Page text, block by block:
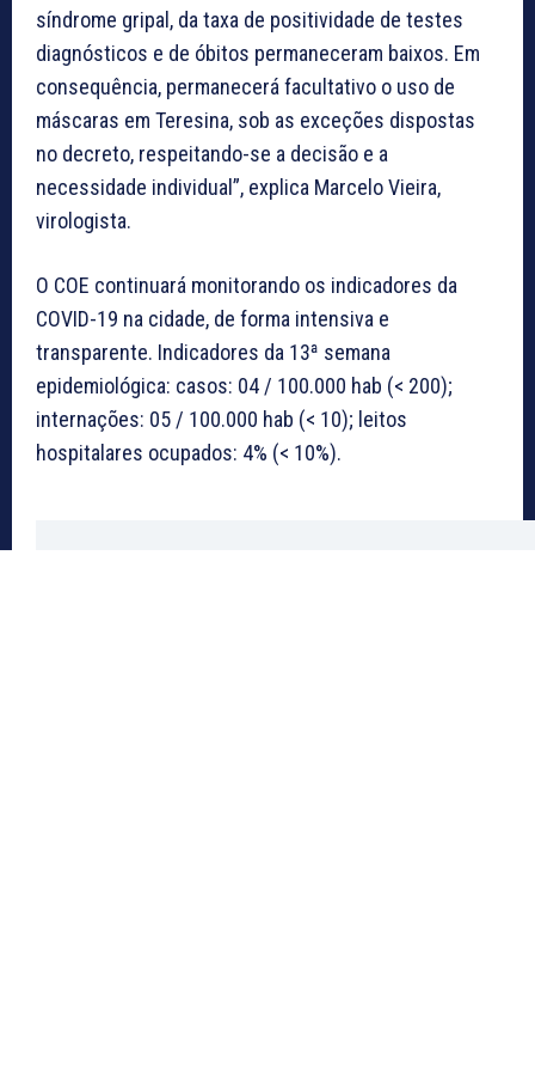
síndrome gripal, da taxa de positividade de testes
diagnósticos e de óbitos permaneceram baixos. Em
consequência, permanecerá facultativo o uso de
máscaras em Teresina, sob as exceções dispostas
no decreto, respeitando-se a decisão e a
necessidade individual”, explica Marcelo Vieira,
virologista.
O COE continuará monitorando os indicadores da
COVID-19 na cidade, de forma intensiva e
transparente. Indicadores da 13ª semana
epidemiológica: casos: 04 / 100.000 hab (< 200);
internações: 05 / 100.000 hab (< 10); leitos
hospitalares ocupados: 4% (< 10%).